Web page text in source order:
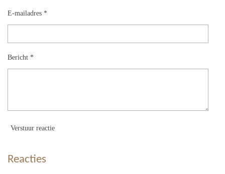
E-mailadres *
Bericht *
Verstuur reactie
Reacties